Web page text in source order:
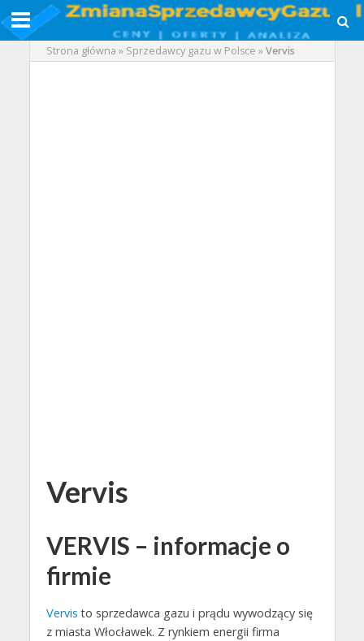
Strona główna » Sprzedawcy gazu w Polsce »Vervis
Vervis
VERVIS – informacje o
firmie
Vervis to sprzedawca gazu i prądu wywodzący się
z miasta Włocławek. Z rynkiem energii firma